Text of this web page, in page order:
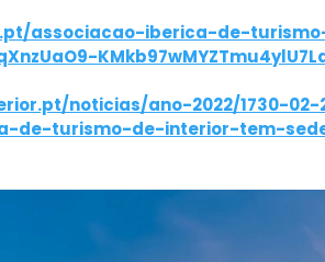
associacao-iberica-de-
noticias/ano-2022/1730-
de-turismo-de-interior-tem-